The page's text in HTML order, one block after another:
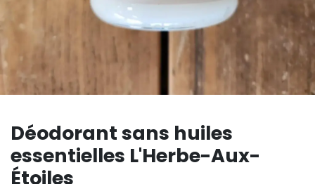
Déodorant sans huiles
essentielles L'Herbe-Aux-
Étoiles